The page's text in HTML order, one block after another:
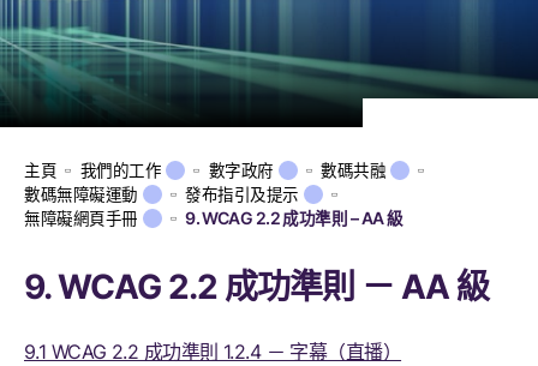
主頁 我們的工作 數字政府
數碼共融
數碼無障礙運動
發布指引及提示
無障礙網頁手冊
9. WCAG 2.2 成功準則 – AA 級
9. WCAG 2.2 成功準則 － AA 級
9.1 WCAG 2.2 成功準則 1.2.4 － 字幕（直播）